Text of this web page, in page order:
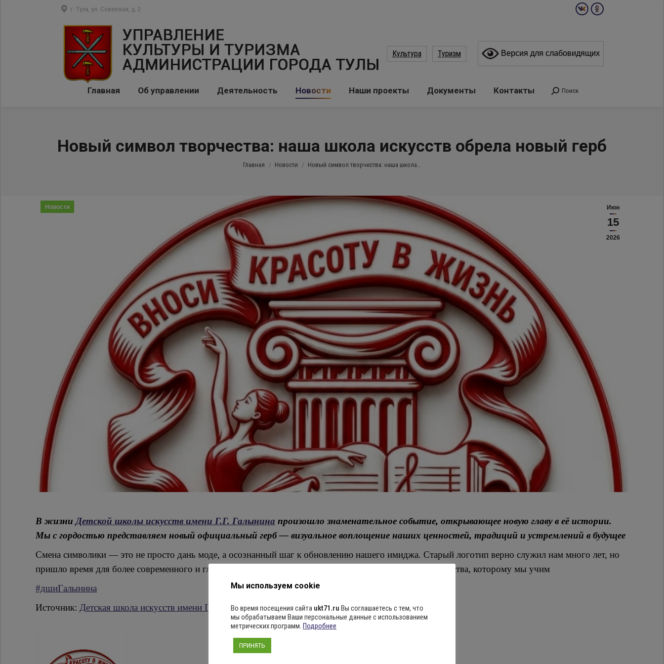
г. Тула, ул. Советская, д. 2
Вконтакте
opens
in
new
Одноклассники
opens
in
new
Версия для слабовидящих
Культура Туризм
Главная Об управлении Деятельность Новости Наши проекты Документы Контакты Поиск:
Поиск
Новый символ творчества: наша школа искусств обрела новый герб
Вы здесь:
Главная Новости Новый символ творчества: наша школа…
Июн
15
2026
Новости
В жизни Детской школы искусств имени Г.Г. Галынина произошло знаменательное событие, открывающее новую главу в её истории.
Мы с гордостью представляем новый официальный герб — визуальное воплощение наших ценностей, традиций и устремлений в будущее
Смена символики — это не просто дань моде, а осознанный шаг к обновлению нашего имиджа. Старый логотип верно служил нам много лет, но
пришло время для более современного и глубокого образа, который бы отражал многогранность искусства, которому мы учим
#дшиГалынина
Источник: Детская школа искусств имени Г.Г. Галынина
Мы используем cookie
Во время посещения сайта ukt71.ru Вы соглашаетесь с тем, что
мы обрабатываем Ваши персональные данные с использованием
метрических программ. Подробнее
ПРИНЯТЬ